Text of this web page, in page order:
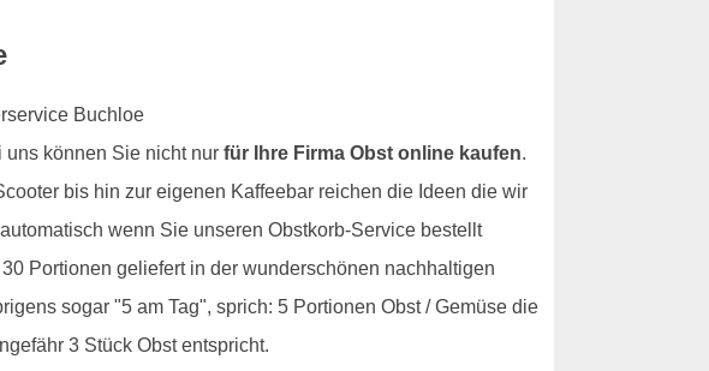
uns können Sie nicht nur für Ihre Firma Obst online kaufen.
bis hin zur eigenen Kaffeebar reichen die Ideen die wir
wenn Sie unseren Obstkorb-Service bestellt
Portionen geliefert in der wunderschönen nachhaltigen
sogar "5 am Tag", sprich: 5 Portionen Obst / Gemüse die
3 Stück Obst entspricht.